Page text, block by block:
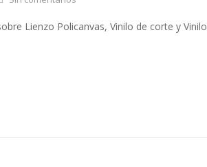
Lienzo Policanvas, Vinilo de corte y Vinilo